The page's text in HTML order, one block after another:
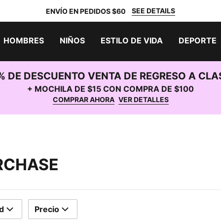
ENVÍO EN PEDIDOS $60 SEE DETAILS
HOMBRES NIÑOS ESTILO DE VIDA DEPORTE
DE DESCUENTO VENTA DE REGRESO A
+ MOCHILA DE $15 CON COMPRA DE $100
COMPRAR AHORA VER DETALLES
Precio